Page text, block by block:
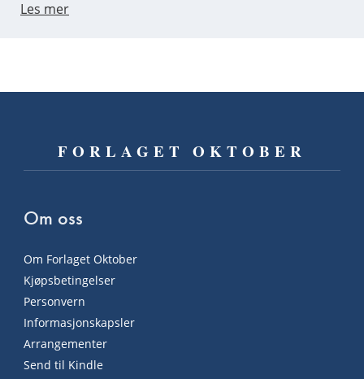
Les mer
FORLAGET OKTOBER
Om oss
Om Forlaget Oktober
Kjøpsbetingelser
Personvern
Informasjonskapsler
Arrangementer
Send til Kindle